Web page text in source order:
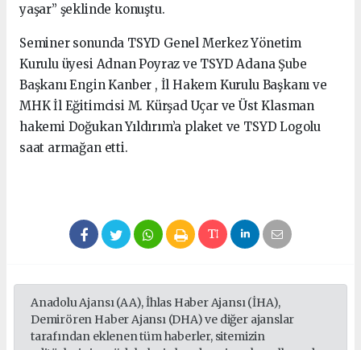
yaşar” şeklinde konuştu.
Seminer sonunda TSYD Genel Merkez Yönetim
Kurulu üyesi Adnan Poyraz ve TSYD Adana Şube
Başkanı Engin Kanber , İl Hakem Kurulu Başkanı ve
MHK İl Eğitimcisi M. Kürşad Uçar ve Üst Klasman
hakemi Doğukan Yıldırım’a plaket ve TSYD Logolu
saat armağan etti.
Anadolu Ajansı (AA), İhlas Haber Ajansı (İHA),
Demirören Haber Ajansı (DHA) ve diğer ajanslar
tarafından eklenen tüm haberler, sitemizin